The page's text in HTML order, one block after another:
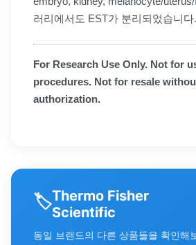
러리에서도 EST가 분리되었습니다.
For Research Use Only. Not for
procedures. Not for resale
authorization.
🏷️Thermo Fisher
Scientific
동일 브랜드의 다른 상품들을 확인해